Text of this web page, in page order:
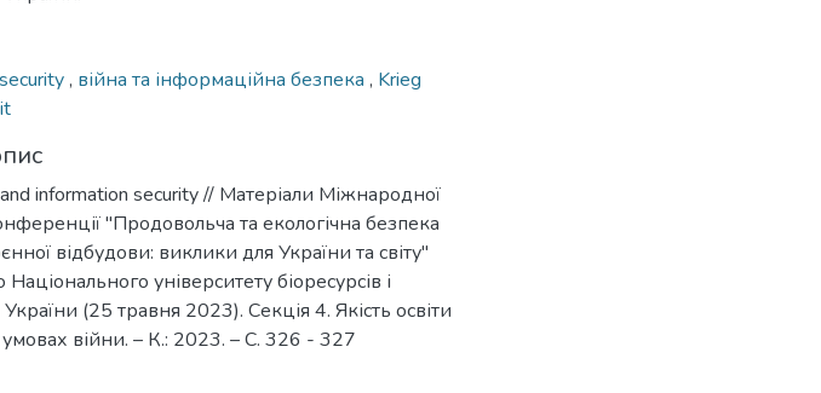
, війна та інформаційна безпека , Krieg
information security // Матеріали Міжнародної
"Продовольча та екологічна безпека
відбудови: виклики для України та світу"
університету біоресурсів і
(25 травня 2023). Секція 4. Якість освіти
умовах війни. – К.: 2023. – С. 326 - 327